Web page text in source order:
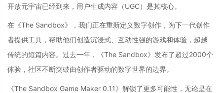
开放元宇宙已经到来，用户生成内容（UGC）是其核心。
在《The Sandbox》，我们正在重新定义数字创作，为下一代创作
者提供工具，帮助他们创造沉浸式、互动性强的游戏和体验，超越
传统的短篇内容。过去一年，《The Sandbox》发布了超过2000个
体验，社区不断突破由创作者驱动的数字世界的边界。
《The Sandbox Game Maker 0.11》解锁了更多可能性，无论是在